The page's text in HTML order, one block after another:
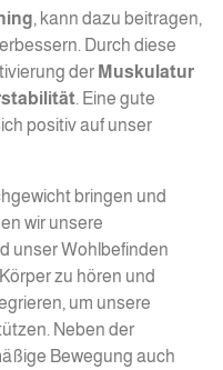
, kann dazu beitragen,
Durch diese
der Muskulatur
. Eine gute
positiv auf unser
bringen und
wir unsere
unser Wohlbefinden
zu hören und
um unsere
Neben der
Bewegung auch